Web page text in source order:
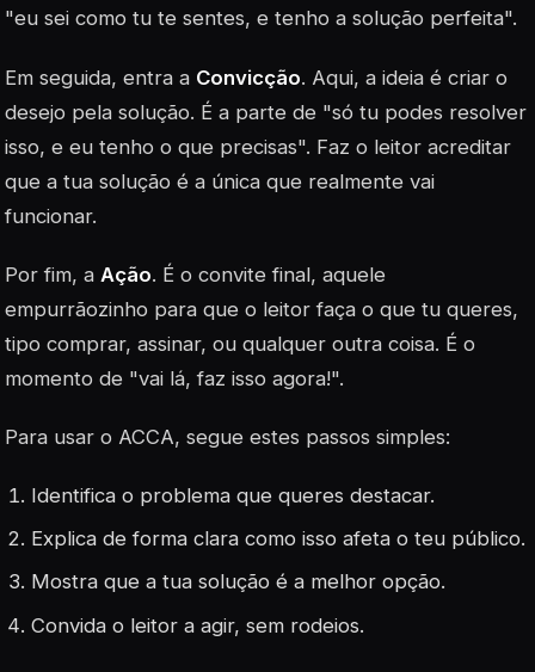
"eu sei como tu te sentes, e tenho a solução perfeita".
Em seguida, entra a Convicção. Aqui, a ideia é criar o
desejo pela solução. É a parte de "só tu podes resolver
isso, e eu tenho o que precisas". Faz o leitor acreditar
que a tua solução é a única que realmente vai
funcionar.
Por fim, a Ação. É o convite final, aquele
empurrãozinho para que o leitor faça o que tu queres,
tipo comprar, assinar, ou qualquer outra coisa. É o
momento de "vai lá, faz isso agora!".
Para usar o ACCA, segue estes passos simples:
Identifica o problema que queres destacar.
Explica de forma clara como isso afeta o teu público.
Mostra que a tua solução é a melhor opção.
Convida o leitor a agir, sem rodeios.